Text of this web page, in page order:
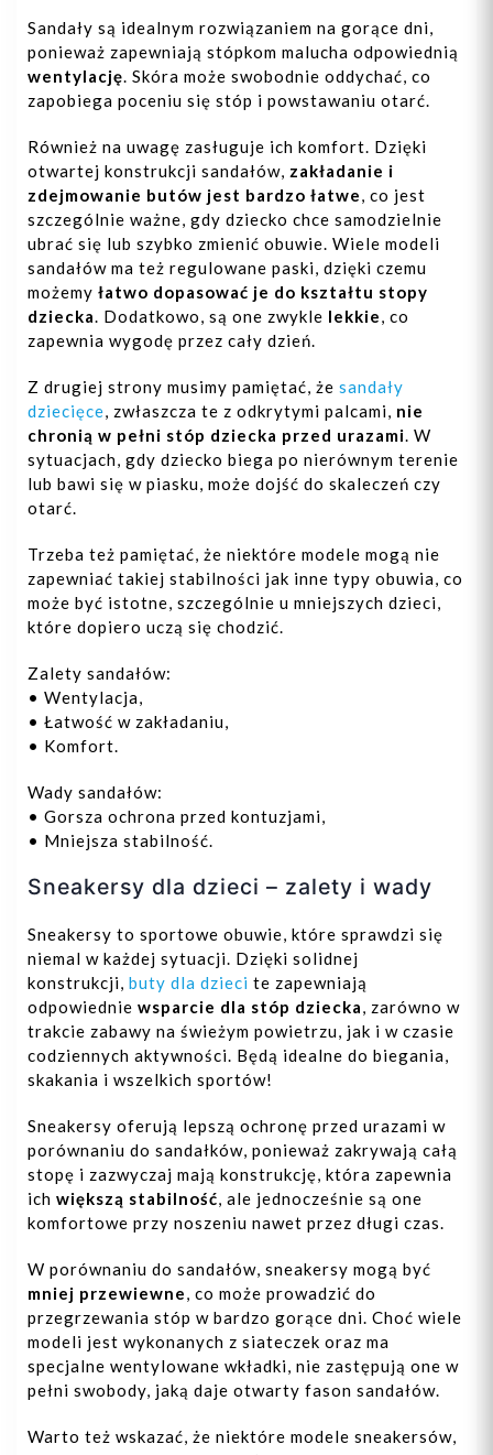
Sandały są idealnym rozwiązaniem na gorące dni,
ponieważ zapewniają stópkom malucha odpowiednią
wentylację. Skóra może swobodnie oddychać, co
zapobiega poceniu się stóp i powstawaniu otarć.
Również na uwagę zasługuje ich komfort. Dzięki
otwartej konstrukcji sandałów, zakładanie i
zdejmowanie butów jest bardzo łatwe, co jest
szczególnie ważne, gdy dziecko chce samodzielnie
ubrać się lub szybko zmienić obuwie. Wiele modeli
sandałów ma też regulowane paski, dzięki czemu
możemy łatwo dopasować je do kształtu stopy
dziecka. Dodatkowo, są one zwykle lekkie, co
zapewnia wygodę przez cały dzień.
Z drugiej strony musimy pamiętać, że sandały
dziecięce, zwłaszcza te z odkrytymi palcami, nie
chronią w pełni stóp dziecka przed urazami. W
sytuacjach, gdy dziecko biega po nierównym terenie
lub bawi się w piasku, może dojść do skaleczeń czy
otarć.
Trzeba też pamiętać, że niektóre modele mogą nie
zapewniać takiej stabilności jak inne typy obuwia, co
może być istotne, szczególnie u mniejszych dzieci,
które dopiero uczą się chodzić.
Zalety sandałów:
• Wentylacja,
• Łatwość w zakładaniu,
• Komfort.
Wady sandałów:
• Gorsza ochrona przed kontuzjami,
• Mniejsza stabilność.
Sneakersy dla dzieci – zalety i wady
Sneakersy to sportowe obuwie, które sprawdzi się
niemal w każdej sytuacji. Dzięki solidnej
konstrukcji, buty dla dzieci te zapewniają
odpowiednie wsparcie dla stóp dziecka, zarówno w
trakcie zabawy na świeżym powietrzu, jak i w czasie
codziennych aktywności. Będą idealne do biegania,
skakania i wszelkich sportów!
Sneakersy oferują lepszą ochronę przed urazami w
porównaniu do sandałków, ponieważ zakrywają całą
stopę i zazwyczaj mają konstrukcję, która zapewnia
ich większą stabilność, ale jednocześnie są one
komfortowe przy noszeniu nawet przez długi czas.
W porównaniu do sandałów, sneakersy mogą być
mniej przewiewne, co może prowadzić do
przegrzewania stóp w bardzo gorące dni. Choć wiele
modeli jest wykonanych z siateczek oraz ma
specjalne wentylowane wkładki, nie zastępują one w
pełni swobody, jaką daje otwarty fason sandałów.
Warto też wskazać, że niektóre modele sneakersów,